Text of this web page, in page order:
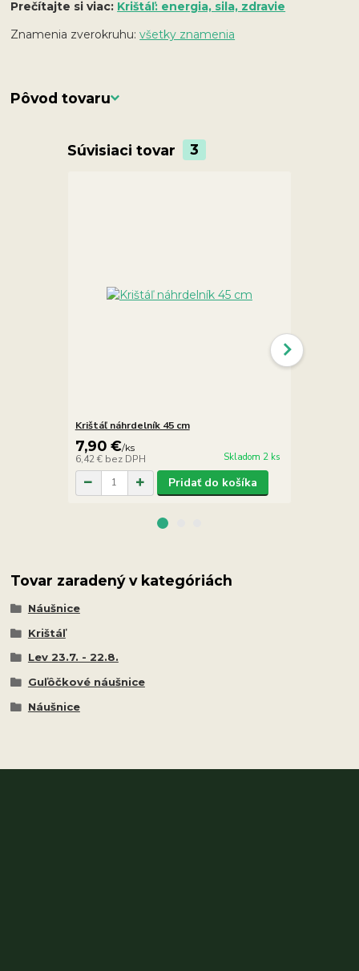
Prečítajte si viac: Krištáľ: energia, sila, zdravie
Znamenia zverokruhu:všetky znamenia
Pôvod tovaru
Súvisiaci tovar 3
Krištáľ náhrdelník 45 cm
7,90 €/ks
6,42 € bez DPH Skladom 2 ks
Pridať do košíka
Tovar zaradený v kategóriách
Náušnice
Krištáľ
Lev 23.7. - 22.8.
Guľôčkové náušnice
Náušnice